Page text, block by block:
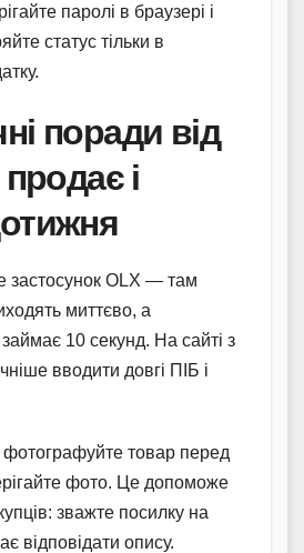
паролі в браузері і
статус тільки в
поради від
і
застосунок OLX — там
миттєво, а
10 секунд. На сайті з
вводити довгі ПІБ і
товар перед
фото. Це допоможе
зважте посилку на
відповідати опису.